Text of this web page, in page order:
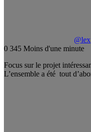
@lex
0 345 Moins d'une minute
Focus sur le projet
L’ensemble a été tout